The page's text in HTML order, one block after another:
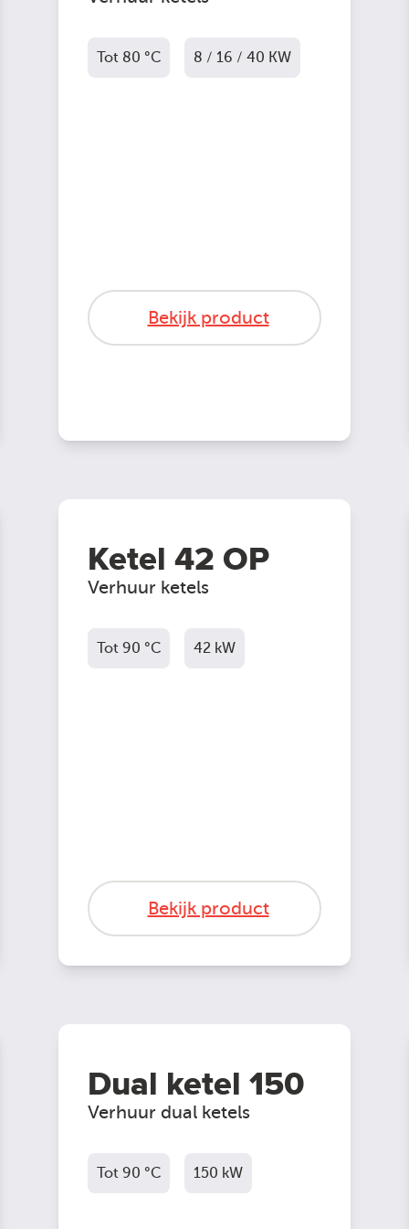
Tot 80 °C 8 / 16 / 40 KW
Bekijk product
Ketel 42 OP
Verhuur ketels
Tot 90 °C 42 kW
Bekijk product
Dual ketel 150
Verhuur dual ketels
Tot 90 °C 150 kW